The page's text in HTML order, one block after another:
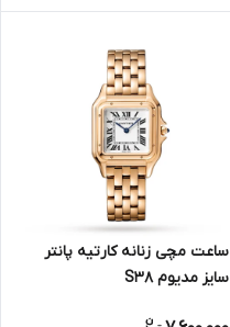
ساعت مچی زنانه کارتیه پانتر
سایز مدیوم S3۸